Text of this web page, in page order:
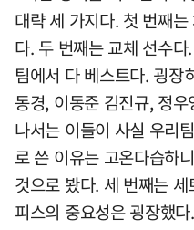
대략 세 가지다. 첫 번째
다. 두 번째는 교체 선수
팀에서 다 베스트다. 굉장
동경, 이동준 김진규, 정
나서는 이들이 사실 우리
로 쓴 이유는 고온다습하
것으로 봤다. 세 번째는
피스의 중요성은 굉장했